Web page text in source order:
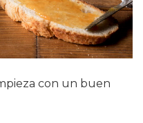
con un buen